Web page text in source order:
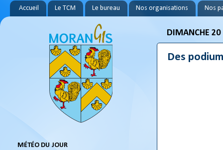
Accueil Le TCM Le bureau Nos organisations Nos
DIMANCHE 20
Des
MÉTÉO DU JOUR